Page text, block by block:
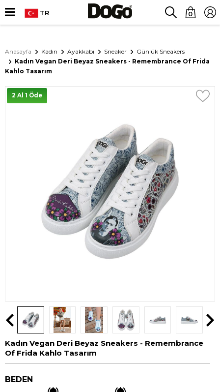
TR 0
Anasayfa Kadın Ayakkabı Sneaker
Günlük Sneakers
Kadın Vegan Deri Beyaz Sneakers - Remembrance Of Frida
Kahlo Tasarım
2 Al 1 Öde
Kadın Vegan Deri Beyaz Sneakers - Remembrance
Of Frida Kahlo Tasarım
BEDEN